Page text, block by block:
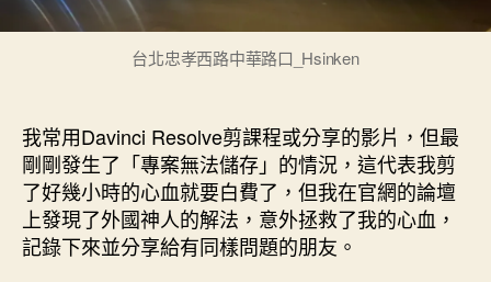
17.4〉
台北忠孝西路中華路口_Hsinken
我常用Davinci Resolve剪課程或分享的影片，但最
剛剛發生了「專案無法儲存」的情況，這代表我剪
了好幾小時的心血就要白費了，但我在官網的論壇
上發現了外國神人的解法，意外拯救了我的心血，
記錄下來並分享給有同樣問題的朋友。